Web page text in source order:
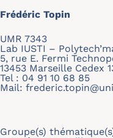
Frédéric Topin
UMR 7343
Lab IUSTI –
5, rue E. Fermi
13453 Marseille Cedex
Tel : 04 91 10 68 85
Mail:
Groupe(s)